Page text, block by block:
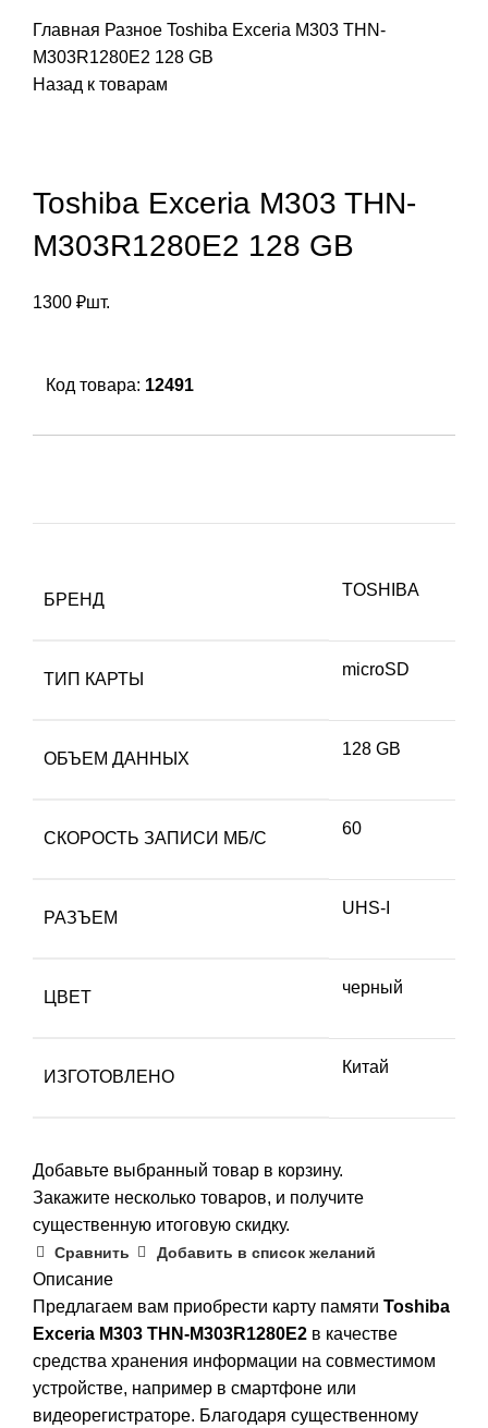
Главная Разное Toshiba Exceria M303 THN-
M303R1280E2 128 GB
Назад к товарам
Toshiba Exceria M303 THN-
M303R1280E2 128 GB
1300 ₽шт.
Код товара: 12491
БРЕНД
TOSHIBA
ТИП КАРТЫ
microSD
ОБЪЕМ ДАННЫХ
128 GB
СКОРОСТЬ ЗАПИСИ МБ/С
60
РАЗЪЕМ
UHS-I
ЦВЕТ
черный
ИЗГОТОВЛЕНО
Китай
Добавьте выбранный товар в корзину.
Закажите несколько товаров, и получите
существенную итоговую скидку.
Сравнить Добавить в список желаний
Описание
Предлагаем вам приобрести карту памяти Toshiba
Exceria M303 THN-M303R1280E2 в качестве
средства хранения информации на совместимом
устройстве, например в смартфоне или
видеорегистраторе. Благодаря существенному